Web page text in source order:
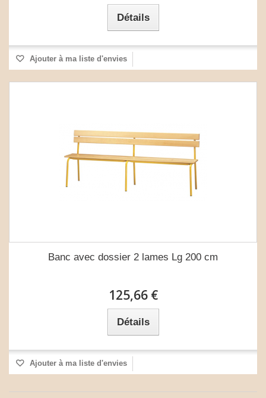
Détails
Ajouter à ma liste d'envies
Banc avec dossier 2 lames Lg 200 cm
125,66 €
Détails
Ajouter à ma liste d'envies